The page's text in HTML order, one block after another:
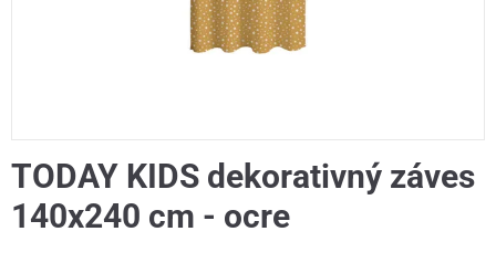
TODAY KIDS dekorativný záves
140x240 cm - ocre